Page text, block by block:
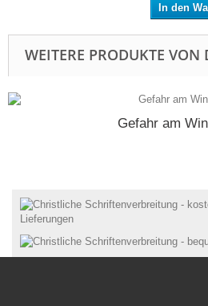
In den
WEITERE PRODUKTE VON
Gefahr am